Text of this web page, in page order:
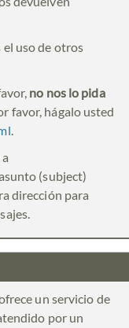
el uso de otros
no nos lo pida
favor, hágalo usted
.
(subject)
dirección para
un servicio de
por un